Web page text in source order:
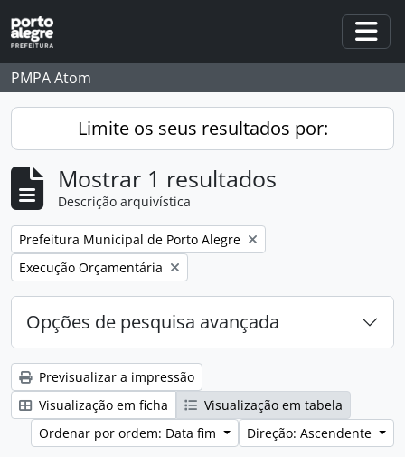
Skip to main content
PMPA Atom
Limite os seus resultados por:
Mostrar 1 resultados
Descrição arquivística
Remover filtro:
Prefeitura Municipal de Porto Alegre
Remover filtro:
Execução Orçamentária
Opções de pesquisa avançada
Previsualizar a impressão
Visualização em ficha
Visualização em tabela
Ordenar por ordem: Data fim
Direção: Ascendente